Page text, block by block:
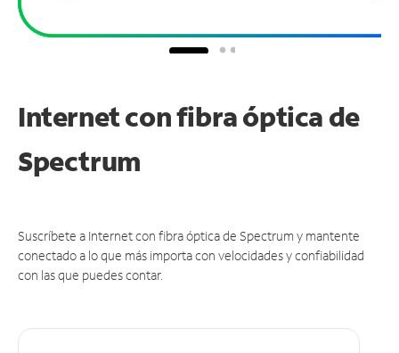
Internet con fibra óptica de
Spectrum
Suscríbete a Internet con fibra óptica de Spectrum y mantente
conectado a lo que más importa con velocidades y confiabilidad
con las que puedes contar.